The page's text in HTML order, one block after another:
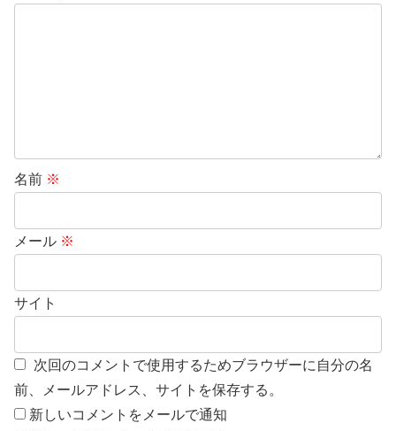
名前 ※
メール ※
サイト
次回のコメントで使用するためブラウザーに自分の名
前、メールアドレス、サイトを保存する。
新しいコメントをメールで通知